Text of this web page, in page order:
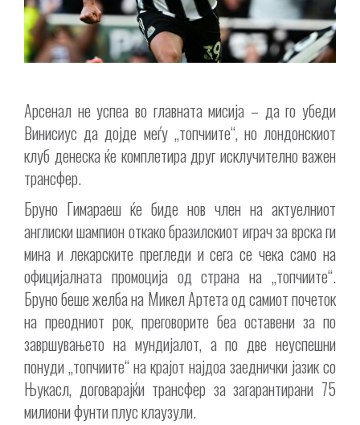
Арсенал не успеа во главната мисија – да го убеди
Винисиус да дојде меѓу „топчиите“, но лондонскиот
клуб денеска ќе комплетира друг исклучително важен
трансфер.
Бруно Гимараеш ќе биде нов член на актуелниот
англиски шампион откако бразилскиот играч за врска ги
мина и лекарските прегледи и сега се чека само на
официјалната промоција од страна на „топчиите“.
Бруно беше желба на Микел Артета од самиот почеток
на преодниот рок, преговорите беа оставени за по
завршувањето на мундијалот, а по две неуспешни
понуди „топчиите“ на крајот најдоа заеднички јазик со
Њукасл, договарајќи трансфер за загарантирани 75
милиони фунти плус клаузули.